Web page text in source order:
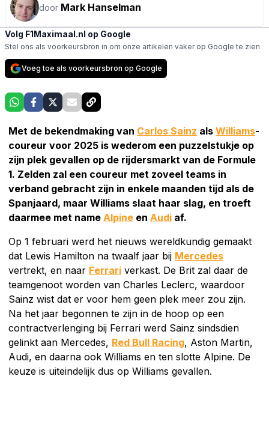
door Mark Hanselman
Volg F1Maximaal.nl op Google
Stel ons als voorkeursbron in om onze artikelen vaker op Google te zien
Voeg toe als voorkeursbron op Google
Met de bekendmaking van Carlos Sainz als Williams-
coureur voor 2025 is wederom een puzzelstukje op
zijn plek gevallen op de rijdersmarkt van de Formule
1. Zelden zal een coureur met zoveel teams in
verband gebracht zijn in enkele maanden tijd als de
Spanjaard, maar Williams slaat haar slag, en troeft
daarmee met name Alpine en Audi af.
Op 1 februari werd het nieuws wereldkundig gemaakt
dat Lewis Hamilton na twaalf jaar bij Mercedes
vertrekt, en naar Ferrari verkast. De Brit zal daar de
teamgenoot worden van Charles Leclerc, waardoor
Sainz wist dat er voor hem geen plek meer zou zijn.
Na het jaar begonnen te zijn in de hoop op een
contractverlenging bij Ferrari werd Sainz sindsdien
gelinkt aan Mercedes, Red Bull Racing, Aston Martin,
Audi, en daarna ook Williams en ten slotte Alpine. De
keuze is uiteindelijk dus op Williams gevallen.